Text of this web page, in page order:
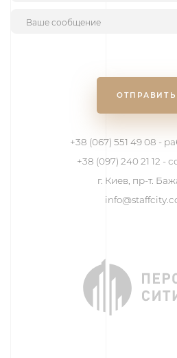
+38 (067) 551 49 08 -
+38 (097) 240 21 12 -
г. Киев, пр-т.
ОТПРАВИТЬ